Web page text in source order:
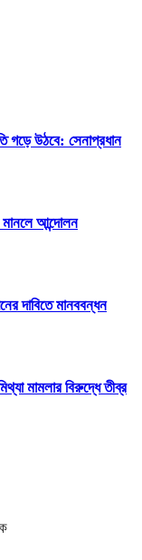
গড়ে উঠবে: সেনাপ্রধান
মানলে আন্দোলন
দাবিতে মানববন্ধন
মামলার বিরুদ্ধে তীব্র